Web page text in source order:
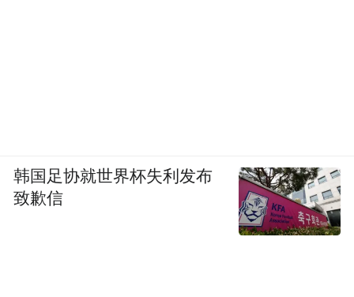
韩国足协就世界杯失利发布
致歉信